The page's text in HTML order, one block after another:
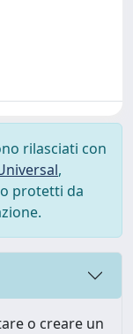
rilasciati con
,
protetti da
o creare un